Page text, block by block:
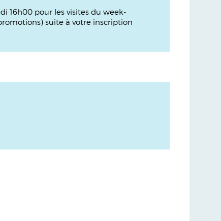
16h00 pour les visites du week-
suite à votre inscription